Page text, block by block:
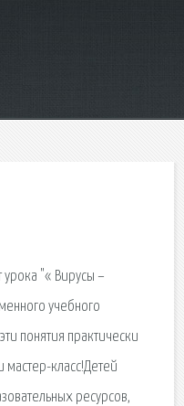
урока "« Вирусы –
учебного
понятия практически
класс!Детей
ресурсов,